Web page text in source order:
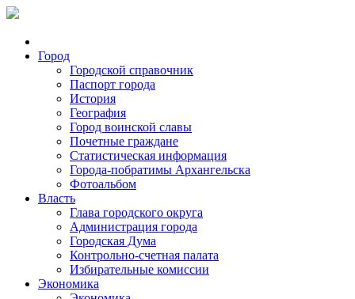
Город
Городской справочник
Паспорт города
История
География
Город воинской славы
Почетные граждане
Статистическая информация
Города-побратимы Архангельска
Фотоальбом
Власть
Глава городского округа
Администрация города
Городская Дума
Контрольно-счетная палата
Избирательные комиссии
Экономика